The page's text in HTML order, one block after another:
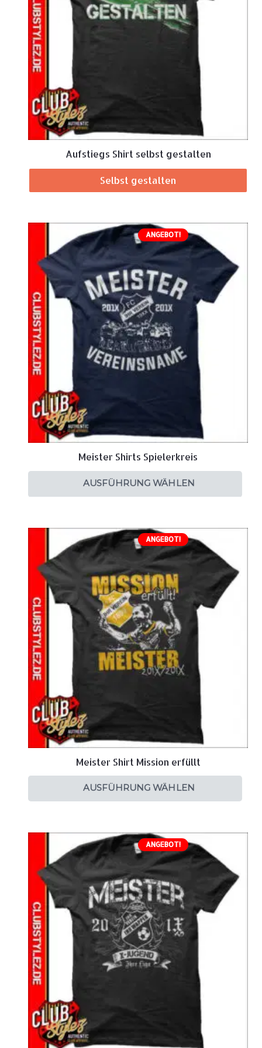
Aufstiegs Shirt selbst gestalten
Selbst gestalten
ANGEBOT!
Meister Shirts Spielerkreis
AUSFÜHRUNG WÄHLEN
ANGEBOT!
Meister Shirt Mission erfüllt
AUSFÜHRUNG WÄHLEN
ANGEBOT!